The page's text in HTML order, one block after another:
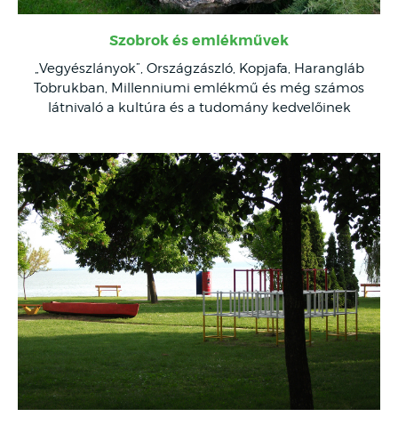
Szobrok és emlékművek
„Vegyészlányok”, Országzászló, Kopjafa, Harangláb
Tobrukban, Millenniumi emlékmű és még számos
látnivaló a kultúra és a tudomány kedvelőinek